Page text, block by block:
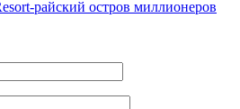
райский остров миллионеров